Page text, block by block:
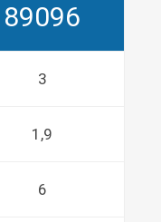
89096
3
1,9
6